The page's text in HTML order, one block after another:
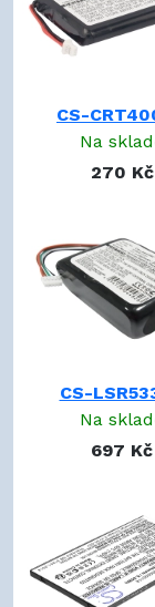
2422 526
2422-526-
190304200
1903040000
1903042000
30-210218-17
3940052005
40-210325-
40J3659
462223
623158
822048
6502313
CS-
Na
270 Kč
CS-
Na
697 Kč